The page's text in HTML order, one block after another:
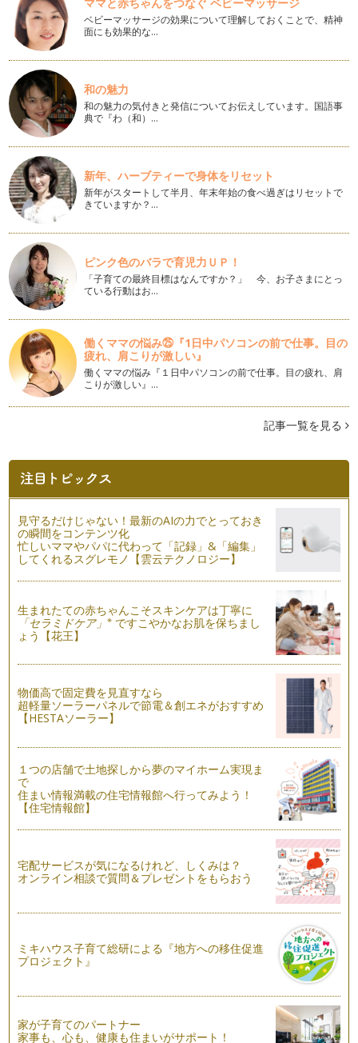
インテリアにもなるアロマエコディフューザー
精油がココロとカラダに作用する経路は３つあります。 嗅覚
を通じて脳へ 呼吸…
寒い冬には手浴、足浴を
1月も半ばではありますが、新年明けましておめでとうござい
ます。 2013年も引き続…
木の実を使ったかんたんアロマディフューザー
植物の香り、自然の香りは、ストレス社会といわれる今の時
代、…
自然素材を使ったミツロウクリームアレンジ編
前回、ミツロウをベースとしたクリームの作り方をご紹介しま
したが、今回は、ちょっとアレンジを…
自然素材でハンドクリームを作ろう
いよいよ寒くなってくると、お肌の乾燥が気になりますよね？
特…
アロマでバスタイム
秋の装いが濃くなってきた街中、吹く風もだんだん冷たくな
り、一日の疲れをリセットす…
アロマで家事タイムを楽しく♪
植物から抽出した精油には抗菌作用があります。 前回に引き
続き、精油の抗菌…
の抗菌作用を消臭…
いつものお風呂をもっと楽しむアロマ＆ハーブのバスフィズ作
り
長かった夏休みも終わり、そろそろ日常に戻りつつある我が
家。 そんな我が家で年中大活…
ハーブで作る家庭の味
まだまだ暑さが厳しい毎日ですが、みなさんも夏を満喫されて
いることと思います。 …
夏にカラダが欲するハーブティー
みなさんは、ハーブティーを日常的に飲まれますか？ ハーブ
などの芳香植物は…
ハーブで夏の食卓をひと工夫
７月も半ばになり、太陽の照りつける暑い日がまぶしく蒸し暑
ハーブの押し花クラフト作り
今回は、前回作ったハーブの押し花を使った簡単なクラフト作
りをご紹介します。 …
梅雨入りしたこの頃も我が家のハーブはすくすくと伸びていま
おしゃれで爽やか。ハーブで遊ぶ
爽やかな風が吹く日もあれば、ジリジリと照りつける太陽が眩
しい日もあり、そし…
ハーブ生活のすすめ
気温も高くなり、緑美しい季節、たくさんのハーブ苗が店頭に
あたたかい日差しの中で日に日に緑濃くなっていく植物たち。
…
ベビーマッサージの効果について理解しておくことで、精神
面にも効果的な…
和の魅力
和の魅力の気付きと発信についてお伝えしています。国語事
典で『わ（和）…
新年、ハーブティーで身体をリセット
新年がスタートして半月、年末年始の食べ過ぎはリセットで
きていますか？…
ピンク色のバラで育児力ＵＰ！
「子育ての最終目標はなんですか？」 今、お子さまにとっ
ている行動はお…
働くママの悩み㉕『1日中パソコンの前で仕事。目の
疲れ、肩こりが激しい』
働くママの悩み『１日中パソコンの前で仕事。目の疲れ、肩
こりが激しい』…
記事一覧を見る
見守るだけじゃない！最新のAIの力でとっておき
の瞬間をコンテンツ化
忙しいママやパパに代わって「記録」&「編集」
してくれるスグレモノ【雲云テクノロジー】
生まれたての赤ちゃんこそスキンケアは丁寧に
「セラミドケア」※ ですこやかなお肌を保ちまし
ょう【花王】
物価高で固定費を見直すなら
超軽量ソーラーパネルで節電＆創エネがおすすめ
【HESTAソーラー】
１つの店舗で土地探しから夢のマイホーム実現ま
で
住まい情報満載の住宅情報館へ行ってみよう！
【住宅情報館】
宅配サービスが気になるけれど、しくみは？
オンライン相談で質問＆プレゼントをもらおう
ミキハウス子育て総研による『地方への移住促進
プロジェクト』
家が子育てのパートナー
家事も、心も、健康も住まいがサポート！